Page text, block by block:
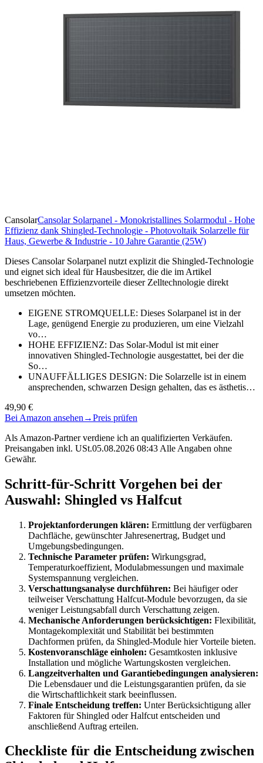
CansolarCansolar Solarpanel - Monokristallines Solarmodul - Hohe
Effizienz dank Shingled-Technologie - Photovoltaik Solarzelle für
Haus, Gewerbe & Industrie - 10 Jahre Garantie (25W)
Dieses Cansolar Solarpanel nutzt explizit die Shingled-Technologie
und eignet sich ideal für Hausbesitzer, die die im Artikel
beschriebenen Effizienzvorteile dieser Zelltechnologie direkt
umsetzen möchten.
EIGENE STROMQUELLE: Dieses Solarpanel ist in der
Lage, genügend Energie zu produzieren, um eine Vielzahl
vo…
HOHE EFFIZIENZ: Das Solar-Modul ist mit einer
innovativen Shingled-Technologie ausgestattet, bei der die
So…
UNAUFFÄLLIGES DESIGN: Die Solarzelle ist in einem
ansprechenden, schwarzen Design gehalten, das es ästhetis…
49,90 €
Bei Amazon ansehen →Preis prüfen
Als Amazon-Partner verdiene ich an qualifizierten Verkäufen.
Preisangaben inkl. USt.05.08.2026 08:43 Alle Angaben ohne
Gewähr.
Schritt-für-Schritt Vorgehen bei der
Auswahl: Shingled vs Halfcut
Projektanforderungen klären: Ermittlung der verfügbaren
Dachfläche, gewünschter Jahresenertrag, Budget und
Umgebungsbedingungen.
Technische Parameter prüfen: Wirkungsgrad,
Temperaturkoeffizient, Modulabmessungen und maximale
Systemspannung vergleichen.
Verschattungsanalyse durchführen: Bei häufiger oder
teilweiser Verschattung Halfcut-Module bevorzugen, da sie
weniger Leistungsabfall durch Verschattung zeigen.
Mechanische Anforderungen berücksichtigen: Flexibilität,
Montagekomplexität und Stabilität bei bestimmten
Dachformen prüfen, da Shingled-Module hier Vorteile bieten.
Kostenvoranschläge einholen: Gesamtkosten inklusive
Installation und mögliche Wartungskosten vergleichen.
Langzeitverhalten und Garantiebedingungen analysieren:
Die Lebensdauer und die Leistungsgarantien prüfen, da sie
die Wirtschaftlichkeit stark beeinflussen.
Finale Entscheidung treffen: Unter Berücksichtigung aller
Faktoren für Shingled oder Halfcut entscheiden und
anschließend Auftrag erteilen.
Checkliste für die Entscheidung zwischen